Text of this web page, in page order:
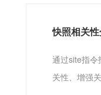
快照相关
通过site指令
关性、增强